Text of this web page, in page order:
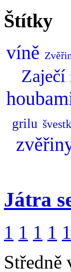
Štítky
víně
Zaječí
grilu
Játra
1 1 1 1 1
Středně